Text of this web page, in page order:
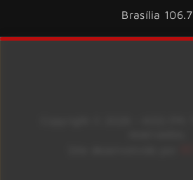
Brasília 106.7